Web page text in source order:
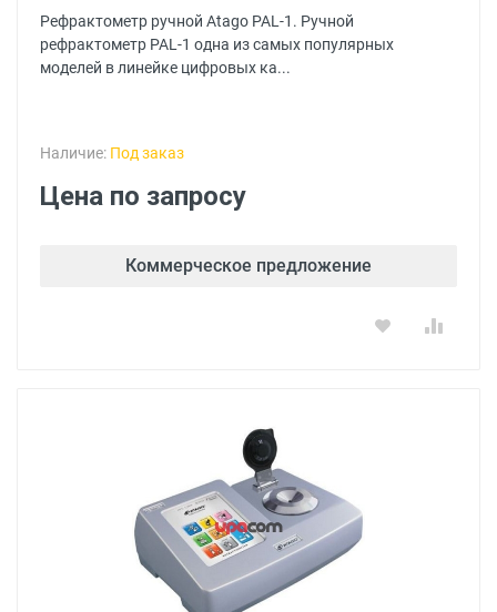
Рефрактометр ручной Atago PAL-1. Ручной
рефрактометр PAL-1 одна из самых популярных
моделей в линейке цифровых ка...
Наличие: Под заказ
Цена по запросу
Коммерческое предложение